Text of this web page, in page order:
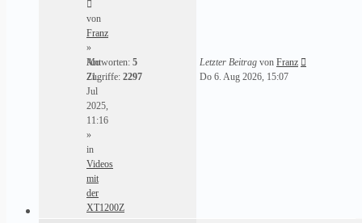
von
Franz
»
Mo
21.
Jul
2025,
11:16
»
in
Videos
mit
der
XT1200Z
Antworten: 5
Zugriffe: 2297
Letzter Beitrag von Franz
Do 6. Aug 2026, 15:07